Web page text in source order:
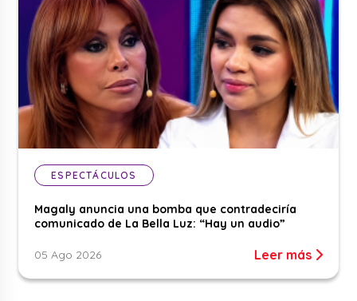
ESPECTÁCULOS
Magaly anuncia una bomba que contradeciría
comunicado de La Bella Luz: “Hay un audio”
05 Ago 2026 Leer más